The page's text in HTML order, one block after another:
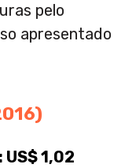
pelo
apresentado
1,02